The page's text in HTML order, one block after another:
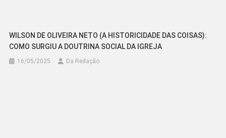
WILSON DE OLIVEIRA NETO (A HISTORICIDADE DAS COISAS):
COMO SURGIU A DOUTRINA SOCIAL DA IGREJA
16/05/2025 Da Redação